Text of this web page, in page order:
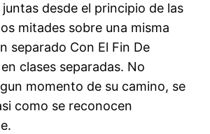
desde el principio de las
mitades sobre una misma
separado Con El Fin De
clases separadas. No
momento de su camino, se
como se reconocen